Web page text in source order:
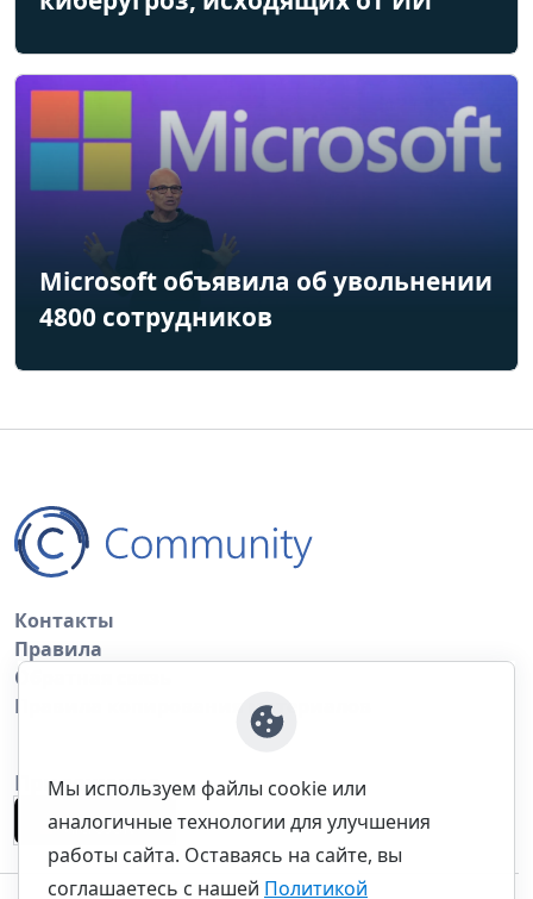
Microsoft объявила об увольнении
4800 сотрудников
Контакты
Правила
Обратная связь
Правила копирования материалов
Приложение
Мы используем файлы cookie или
аналогичные технологии для улучшения
работы сайта. Оставаясь на сайте, вы
соглашаетесь с нашей Политикой